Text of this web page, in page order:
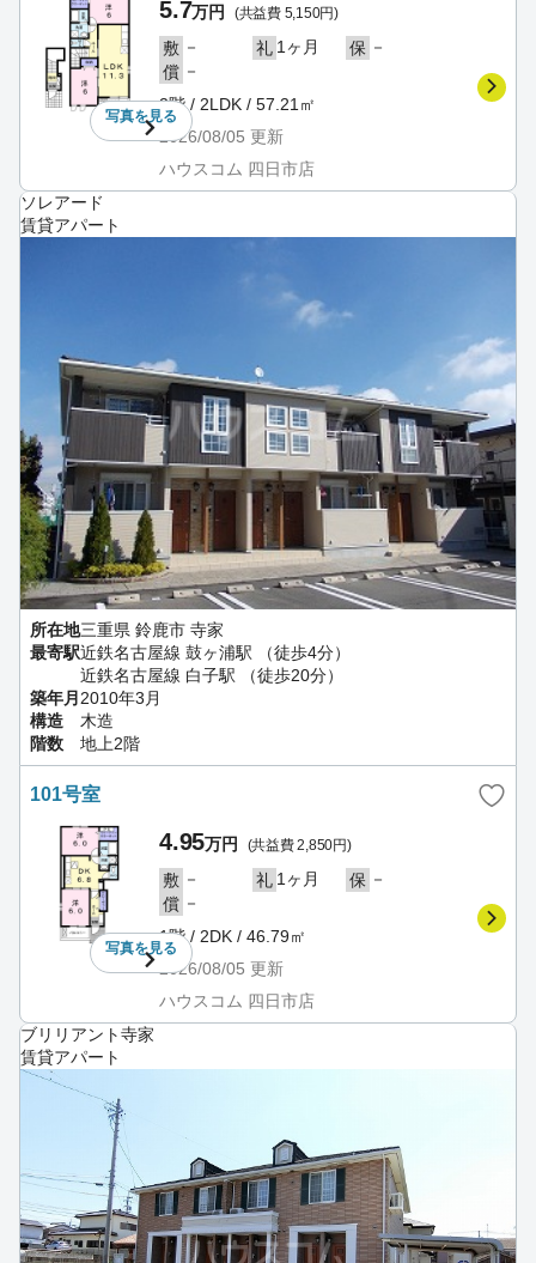
写真を見る
5.7万円 (共益費 5,150円)
敷 － 礼 1ヶ月 保 －
償 －
2階 / 2LDK / 57.21㎡
2026/08/05 更新
ハウスコム 四日市店
ソレアード
賃貸アパート
所在地三重県 鈴鹿市 寺家
最寄駅近鉄名古屋線 鼓ヶ浦駅 （徒歩4分）
近鉄名古屋線 白子駅 （徒歩20分）
築年月 2010年3月
構造
木造
階数
地上2階
101号室
写真を見る
4.95万円 (共益費 2,850円)
敷 － 礼 1ヶ月 保 －
償 －
1階 / 2DK / 46.79㎡
2026/08/05 更新
ハウスコム 四日市店
ブリリアント寺家
賃貸アパート